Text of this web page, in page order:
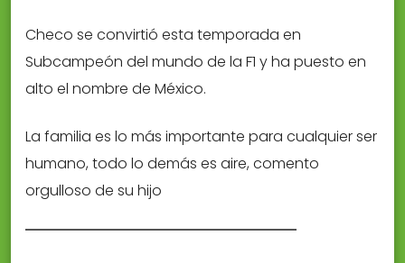
Checo se convirtió esta temporada en
Subcampeón del mundo de la F1 y ha puesto en
alto el nombre de México.
La familia es lo más importante para cualquier ser
humano, todo lo demás es aire, comento
orgulloso de su hijo